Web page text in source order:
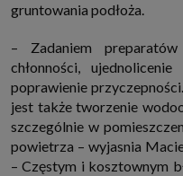
3. Za Twoją zgodą usługi
ich przedstawiciele chcieliby
danych związanych z
internetowymi. Udzielenie
udzielać, nie pozbawi Cię to
możliwość ograniczenia
Twoje dane przetwarzane
przetwarzania, czyli w
cofnięcia, ograniczenia lub
gruntowania podłoża.
– Zadaniem
chłonności,
poprawienie
jest także tworzenie
szczególnie w
powietrza – wyjasnia
– Częstym i kosztownym